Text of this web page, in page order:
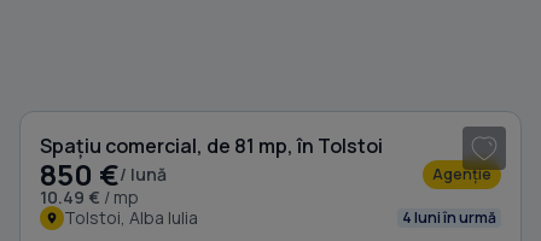
Spațiu comercial, de 81 mp, în Tolstoi
850 €/ lună
10.49 € / mp
Agenție
Tolstoi, Alba Iulia 4 luni în urmă